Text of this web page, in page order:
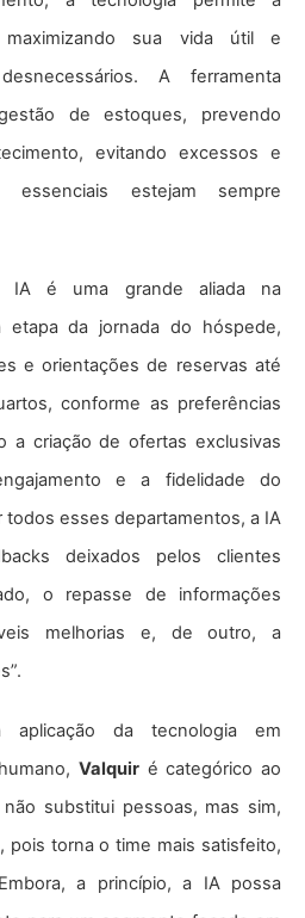
maximizando sua vida útil e
A ferramenta
de estoques, prevendo
evitando excessos e
estejam sempre
IA é uma grande aliada na
etapa da jornada do hóspede,
e orientações de reservas até
conforme as preferências
a criação de ofertas exclusivas
e a fidelidade do
todos esses departamentos, a IA
deixados pelos clientes
o repasse de informações
melhorias e, de outro, a
da tecnologia em
Valquiré categórico ao
substitui pessoas, mas sim,
pois torna o time mais satisfeito,
a princípio, a IA possa